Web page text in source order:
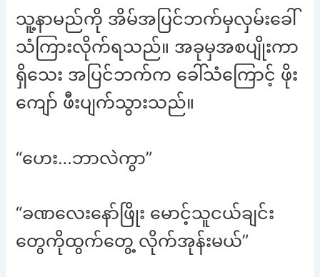
သူ့နာမည်ကို အိမ်အပြင်ဘက်မှလှမ်းခေါ်
သံကြားလိုက်ရသည်။ အခုမှအစပျိုးကာ
ရှိသေး အပြင်ဘက်က ခေါ်သံကြောင့် ဖိုး
ကျော် ဖီးပျက်သွားသည်။
“ဟေး…ဘာလဲကွာ”
“ခဏလေးနော်ဖြိုး မောင့်သူငယ်ချင်း
တွေကိုထွက်တွေ့ လိုက်အုန်းမယ်”